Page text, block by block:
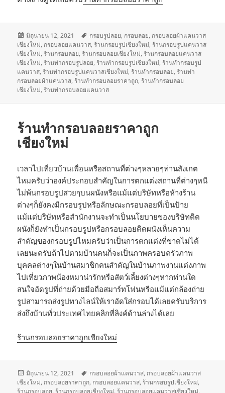
เขียน
เมื่อ
มิถุนายน 12, 2021
ป้าย
กำกับ
กรอบรูปลอย, กรอบลอย, กรอบลอยผ้าแคนวาส
เชียงใหม่, กรอบลอยแคนวาส, ร้านกรอบรูปเชียงใหม่, ร้านกรอบรูปแคนวาส
เชียงใหม่, ร้านกรอบลอย, ร้านกรอบลอยเชียงใหม่, ร้านกรอบลอยแคนวาส
เชียงใหม่, ร้านทำกรอบรูปลอย, ร้านทำกรอบรูปเชียงใหม่, ร้านทำกรอบรูป
แคนวาส, ร้านทำกรอบรูปแคนวาสเชียงใหม่, ร้านทำกรอบลอย, ร้านทำ
กรอบลอยผ้าแคนวาส, ร้านทำกรอบลอยราคาถูก, ร้านทำกรอบลอย
เชียงใหม่, ร้านทำกรอบลอยแคนวาส
ร้านทำกรอบลอยราคาถูก
เชียงใหม่
เวลาไปเที่ยวบ้านเพื่อนหรือสถานที่ต่างๆหลายๆท่านสังเกต
ไหมครับว่าองค์ประกอบสำคัญในการตกแต่งสถานที่ต่างๆหนี
ไม่พ้นกรอบรูปสวยๆบนผนังหรือแม้แต่บริษัทหรือห้างร้าน
ต่างๆก็ยังคงมีกรอบรูปหรือลักษณะกรอบลอยที่เป็นป้าย
แม้แต่บริษัทหรือสำนักงานจะทำเป็นนโยบายของบริษัทติด
ผนังก็ยังทำเป็นกรอบรูปหรือกรอบลอยติดผนังเห็นความ
สำคัญของกรอบรูปไหมครับว่าเป็นการตกแต่งที่ขาดไม่ได้
เลยนะครับถ้าไปตามบ้านคนก็จะเป็นภาพครอบครัวภาพ
บุคคลต่างๆในบ้านสมาชิกคนสำคัญในบ้านภาพงานแต่งภาพ
ไปเที่ยวภาพน้องหมาน่ารักหรือสัตว์เลี้ยงต่างๆหากท่านใด
สนใจอัดรูปที่ถ่ายด้วยมือถือสมาร์ทโฟนหรือแม้แต่กล้องถ่าย
รูปสามารถส่งรูปทางไลน์ให้เราอัดใส่กรอบได้เลยครับบริการ
ส่งถึงบ้านทั่วประเทศไทยคลิกที่ลิงค์ด้านล่างได้เลย
ร้านกรอบลอยราคาถูกเชียงใหม่
เขียน
เมื่อ
มิถุนายน 12, 2021
ป้าย
กำกับ
กรอบลอยผ้าแคนวาส, กรอบลอยผ้าแคนวาส
เชียงใหม่, กรอบลอยราคาถูก, กรอบลอยแคนวาส, ร้านกรอบรูปเชียงใหม่,